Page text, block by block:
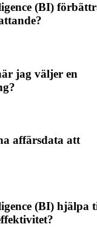
(BI)
jag väljer en
affärsdata att
(BI) hjälpa